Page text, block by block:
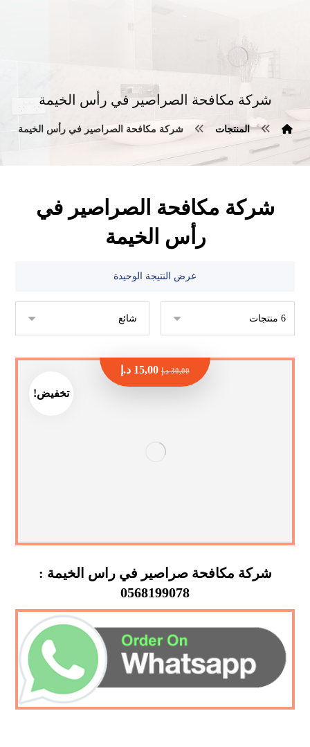
شركة مكافحة الصراصير في رأس الخيمة
المنتجات شركة مكافحة الصراصير في رأس الخيمة
شركة مكافحة الصراصير في
رأس الخيمة
عرض النتيجة الوحيدة
تخفيض!
شركة مكافحة صراصير في راس الخيمة :
0568199078
30,00 د.إ 15,00 د.إ